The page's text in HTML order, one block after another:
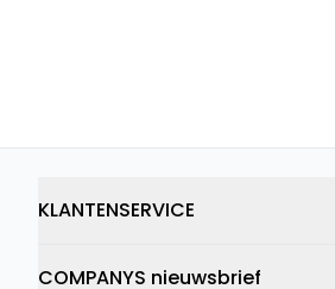
KLANTENSERVICE
COMPANYS nieuwsbrief